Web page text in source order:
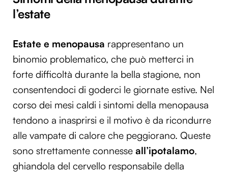
l’estate
Estate e menopausa rappresentano un
binomio problematico, che può metterci in
forte difficoltà durante la bella stagione, non
consentendoci di goderci le giornate estive. Nel
corso dei mesi caldi i sintomi della menopausa
tendono a inasprirsi e il motivo è da ricondurre
alle vampate di calore che peggiorano. Queste
sono strettamente connesse all’ipotalamo,
ghiandola del cervello responsabile della